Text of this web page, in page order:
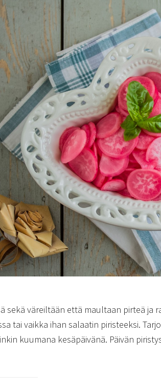
sekä väreiltään että maultaan pirteä ja
tai vaikka ihan salaatin piristeeksi.
kuumana kesäpäivänä. Päivän